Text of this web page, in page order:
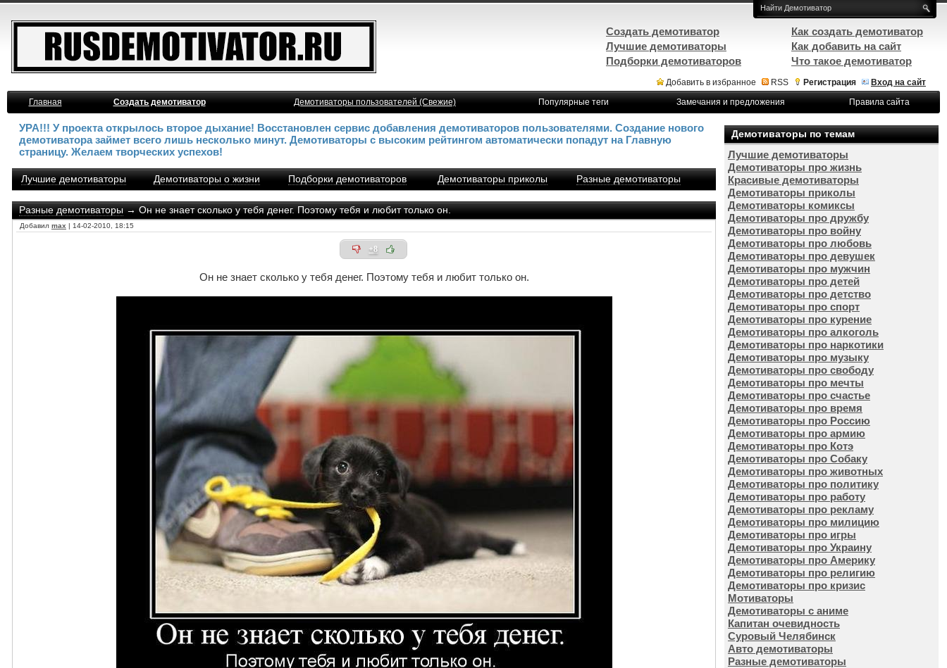
Добавить в избранное RSS Регистрация
Вход на сайт
Главная
Создать демотиватор Демотиваторы пользователей (Свежие) Популярные теги Замечания и предложения Правила сайта
УРА!!! У проекта открылось второе дыхание! Восстановлен сервис добавления демотиваторов пользователями. Создание нового
демотиватора займет всего лишь несколько минут. Демотиваторы с высоким рейтингом автоматически попадут на Главную
страницу. Желаем творческих успехов!
Лучшие демотиваторы Демотиваторы о жизни Подборки демотиваторов Демотиваторы приколы Разные демотиваторы
Разные демотиваторы→ Он не знает сколько у тебя денег. Поэтому тебя и любит только он.
Добавил max | 14-02-2010, 18:15
+8
Он не знает сколько у тебя денег. Поэтому тебя и любит только он.
Демотиваторы по темам
Лучшие демотиваторы
Демотиваторы про жизнь
Красивые демотиваторы
Демотиваторы приколы
Демотиваторы комиксы
Демотиваторы про дружбу
Демотиваторы про войну
Демотиваторы про любовь
Демотиваторы про девушек
Демотиваторы про мужчин
Демотиваторы про детей
Демотиваторы про детство
Демотиваторы про спорт
Демотиваторы про курение
Демотиваторы про алкоголь
Демотиваторы про наркотики
Демотиваторы про музыку
Демотиваторы про свободу
Демотиваторы про мечты
Демотиваторы про счастье
Демотиваторы про время
Демотиваторы про Россию
Демотиваторы про армию
Демотиваторы про Котэ
Демотиваторы про Собаку
Демотиваторы про животных
Демотиваторы про политику
Демотиваторы про работу
Демотиваторы про рекламу
Демотиваторы про милицию
Демотиваторы про игры
Демотиваторы про Украину
Демотиваторы про Америку
Демотиваторы про религию
Демотиваторы про кризис
Мотиваторы
Демотиваторы с аниме
Капитан очевидность
Суровый Челябинск
Авто демотиваторы
Разные демотиваторы
Создать демотиватор
Лучшие демотиваторы
Подборки демотиваторов
Как создать демотиватор
Как добавить на сайт
Что такое демотиватор